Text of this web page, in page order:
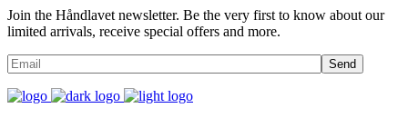
Join the Håndlavet newsletter. Be the very first to know about our
limited arrivals, receive special offers and more.
Send